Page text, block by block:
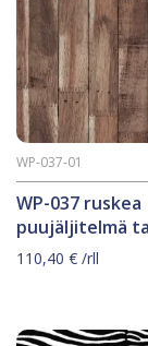
WP-037 ruskea
puujäljitelmä
WP-037-01
110,40 € /rll